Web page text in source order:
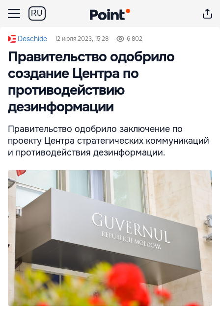
RU
Deschide 12 июля 2023, 15:28 6 802
Правительство одобрило
создание Центра по
противодействию
дезинформации
Правительство одобрило заключение по
проекту Центра стратегических коммуникаций
и противодействия дезинформации.